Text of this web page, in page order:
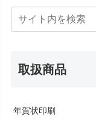
取扱商品
年賀状印刷